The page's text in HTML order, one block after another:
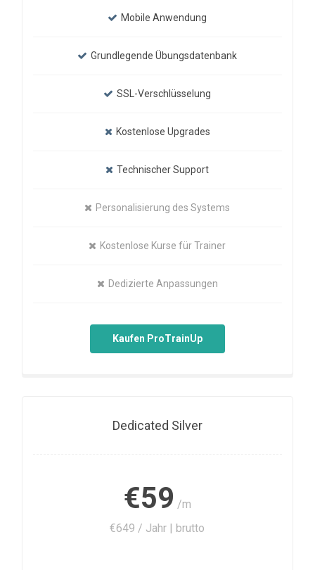
Mobile Anwendung
Grundlegende Übungsdatenbank
SSL-Verschlüsselung
Kostenlose Upgrades
Technischer Support
Personalisierung des Systems
Kostenlose Kurse für Trainer
Dedizierte Anpassungen
Kaufen ProTrainUp
Dedicated Silver
€59 /m
€649 / Jahr | brutto